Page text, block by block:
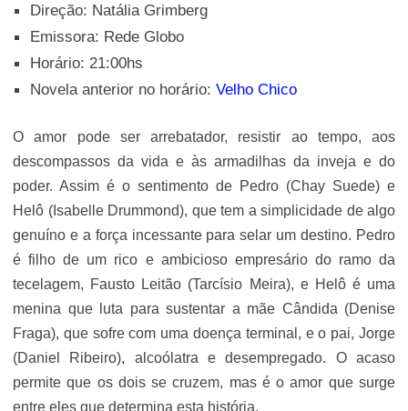
Direção: Natália Grimberg
Emissora: Rede Globo
Horário: 21:00hs
Novela anterior no horário: Velho Chico
O amor pode ser arrebatador, resistir ao tempo, aos
descompassos da vida e às armadilhas da inveja e do
poder. Assim é o sentimento de Pedro (Chay Suede) e
Helô (Isabelle Drummond), que tem a simplicidade de algo
genuíno e a força incessante para selar um destino. Pedro
é filho de um rico e ambicioso empresário do ramo da
tecelagem, Fausto Leitão (Tarcísio Meira), e Helô é uma
menina que luta para sustentar a mãe Cândida (Denise
Fraga), que sofre com uma doença terminal, e o pai, Jorge
(Daniel Ribeiro), alcoólatra e desempregado. O acaso
permite que os dois se cruzem, mas é o amor que surge
entre eles que determina esta história.